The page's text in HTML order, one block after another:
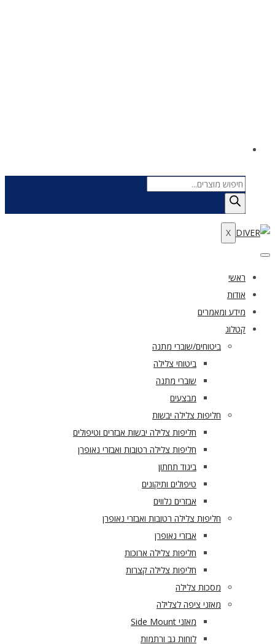
Products
search
X
ראשי
אודות
מידע ומאמרים
קטלוג
ביטוחים/שוברי מתנה
ביטוחי צלילה
שוברי מתנה
מבצעים
חליפות צלילה יבשות
חליפות צלילה יבשות אבזרים וטיפולים
חליפות צלילה רטובות ואבזרי נאופרן
ביגוד תחתון
טיפולים ותיקונים
אבזרים נלווים
חליפות צלילה רטובות ואבזרי נאופרן
אבזרי נאופרן
חליפות צלילה ארוכות
חליפות צלילה קצרות
מסכות צלילה
מאזני ציפה לצלילה
מאזני Side Mount
לוחות גב ורתמות